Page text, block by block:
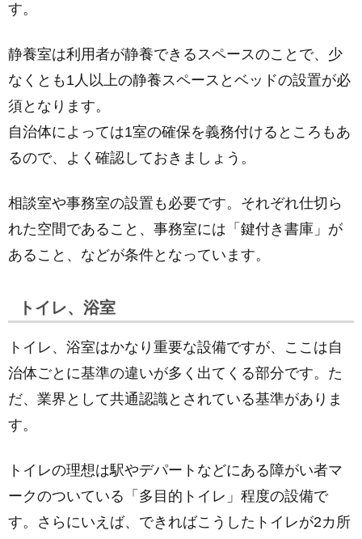
す。
静養室は利用者が静養できるスペースのことで、少
なくとも1人以上の静養スペースとベッドの設置が必
須となります。
自治体によっては1室の確保を義務付けるところもあ
るので、よく確認しておきましょう。
相談室や事務室の設置も必要です。それぞれ仕切ら
れた空間であること、事務室には「鍵付き書庫」が
あること、などが条件となっています。
トイレ、浴室
トイレ、浴室はかなり重要な設備ですが、ここは自
治体ごとに基準の違いが多く出てくる部分です。た
だ、業界として共通認識とされている基準がありま
す。
トイレの理想は駅やデパートなどにある障がい者マ
ークのついている「多目的トイレ」程度の設備で
す。さらにいえば、できればこうしたトイレが2カ所